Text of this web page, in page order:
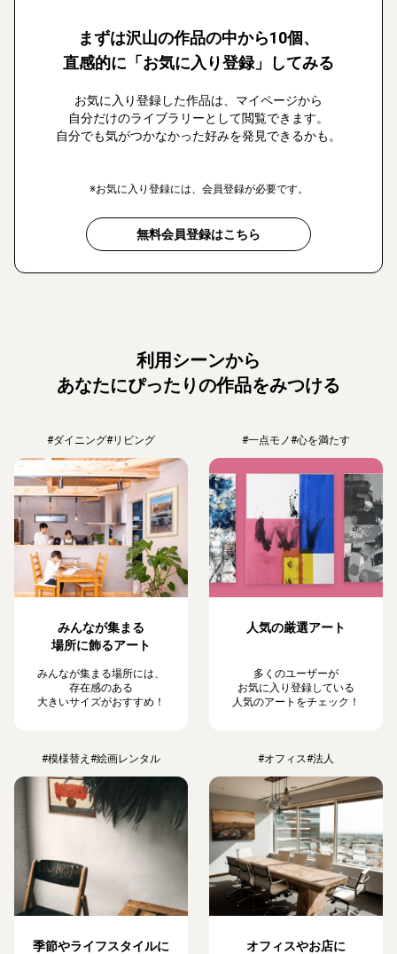
まずは沢山の作品の中から10個、
直感的に「お気に入り登録」してみる
お気に入り登録した作品は、マイページから
自分だけのライブラリーとして閲覧できます。
自分でも気がつかなかった好みを発見できるかも。
※お気に入り登録には、会員登録が必要です。
無料会員登録はこちら
利用シーンから
あなたにぴったりの作品をみつける
#ダイニング#リビング
みんなが集まる
場所に飾るアート
みんなが集まる場所には、
存在感のある
大きいサイズがおすすめ！
#一点モノ#心を満たす
人気の厳選アート
多くのユーザーが
お気に入り登録している
人気のアートをチェック！
#模様替え #絵画レンタル
季節やライフスタイルに
#オフィス#法人
オフィスやお店に